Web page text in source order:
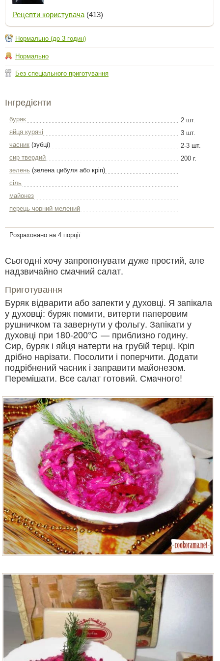
Рецепти користувача (413)
Нормально (до 3 годин)
Нормально
Без спеціального приготування
Інгредієнти
буряк
2 шт.
яйця курячі
3 шт.
часник (зубці)
2-3 шт.
сир твердий
200 г.
зелень (зелена цибуля або кріп)
сіль
майонез
перець чорний мелений
Розраховано на 4 порції
Сьогодні хочу запропонувати дуже простий, але
надзвичайно смачний салат.
Приготування
Буряк відварити або запекти у духовці. Я запікала
у духовці: буряк помити, витерти паперовим
рушничком та завернути у фольгу. Запікати у
духовці при 180-200℃ — приблизно годину.
Сир, буряк і яйця натерти на грубій терці. Кріп
дрібно нарізати. Посолити і поперчити. Додати
подрібнений часник і заправити майонезом.
Перемішати. Все салат готовий. Смачного!